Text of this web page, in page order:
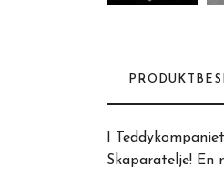
I
Skaparatelje! En